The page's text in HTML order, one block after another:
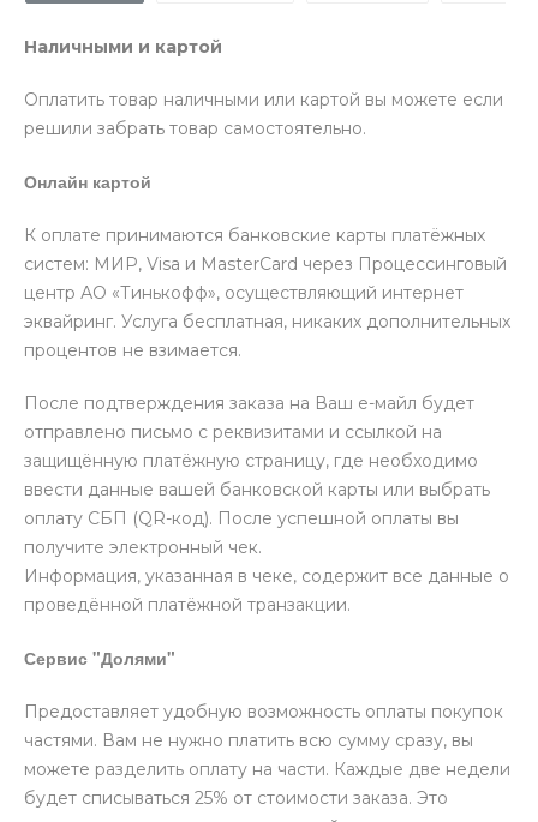
Наличными и картой
Оплатить товар наличными или картой вы можете если
решили забрать товар самостоятельно.
Онлайн картой
К оплате принимаются банковские карты платёжных
систем: МИР, Visa и MasterCard через Процессинговый
центр АО «Тинькофф», осуществляющий интернет
эквайринг. Услуга бесплатная, никаких дополнительных
процентов не взимается.
После подтверждения заказа на Ваш е-майл будет
отправлено письмо с реквизитами и ссылкой на
защищённую платёжную страницу, где необходимо
ввести данные вашей банковской карты или выбрать
оплату СБП (QR-код). После успешной оплаты вы
получите электронный чек.
Информация, указанная в чеке, содержит все данные о
проведённой платёжной транзакции.
Сервис "Долями"
Предоставляет удобную возможность оплаты покупок
частями. Вам не нужно платить всю сумму сразу, вы
можете разделить оплату на части. Каждые две недели
будет списываться 25% от стоимости заказа. Это